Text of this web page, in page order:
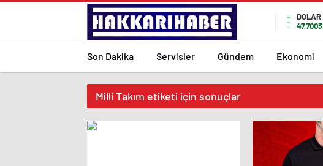
DOLAR
47,7003
Son Dakika Servisler Gündem Ekonomi
Milli Takım etiketi için sonuçlar